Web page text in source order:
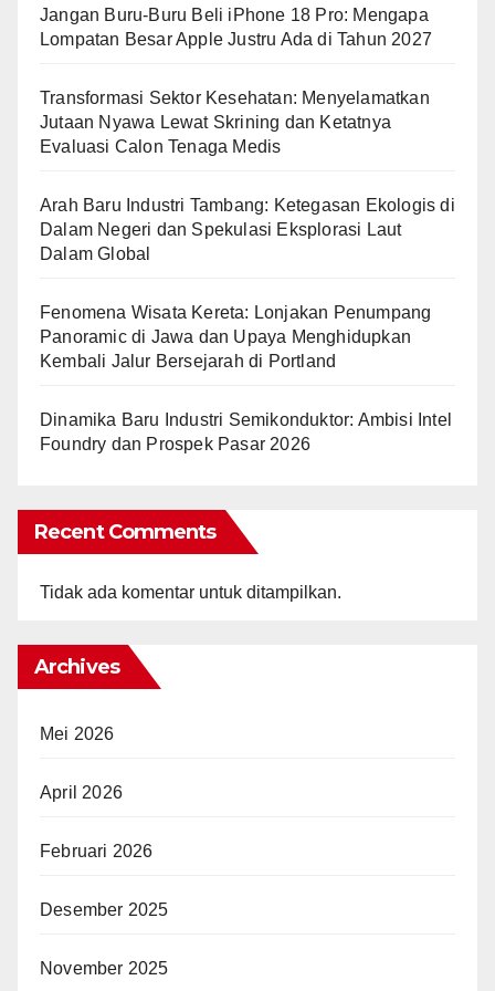
Jangan Buru-Buru Beli iPhone 18 Pro: Mengapa
Lompatan Besar Apple Justru Ada di Tahun 2027
Transformasi Sektor Kesehatan: Menyelamatkan
Jutaan Nyawa Lewat Skrining dan Ketatnya
Evaluasi Calon Tenaga Medis
Arah Baru Industri Tambang: Ketegasan Ekologis di
Dalam Negeri dan Spekulasi Eksplorasi Laut
Dalam Global
Fenomena Wisata Kereta: Lonjakan Penumpang
Panoramic di Jawa dan Upaya Menghidupkan
Kembali Jalur Bersejarah di Portland
Dinamika Baru Industri Semikonduktor: Ambisi Intel
Foundry dan Prospek Pasar 2026
Recent Comments
Tidak ada komentar untuk ditampilkan.
Archives
Mei 2026
April 2026
Februari 2026
Desember 2025
November 2025